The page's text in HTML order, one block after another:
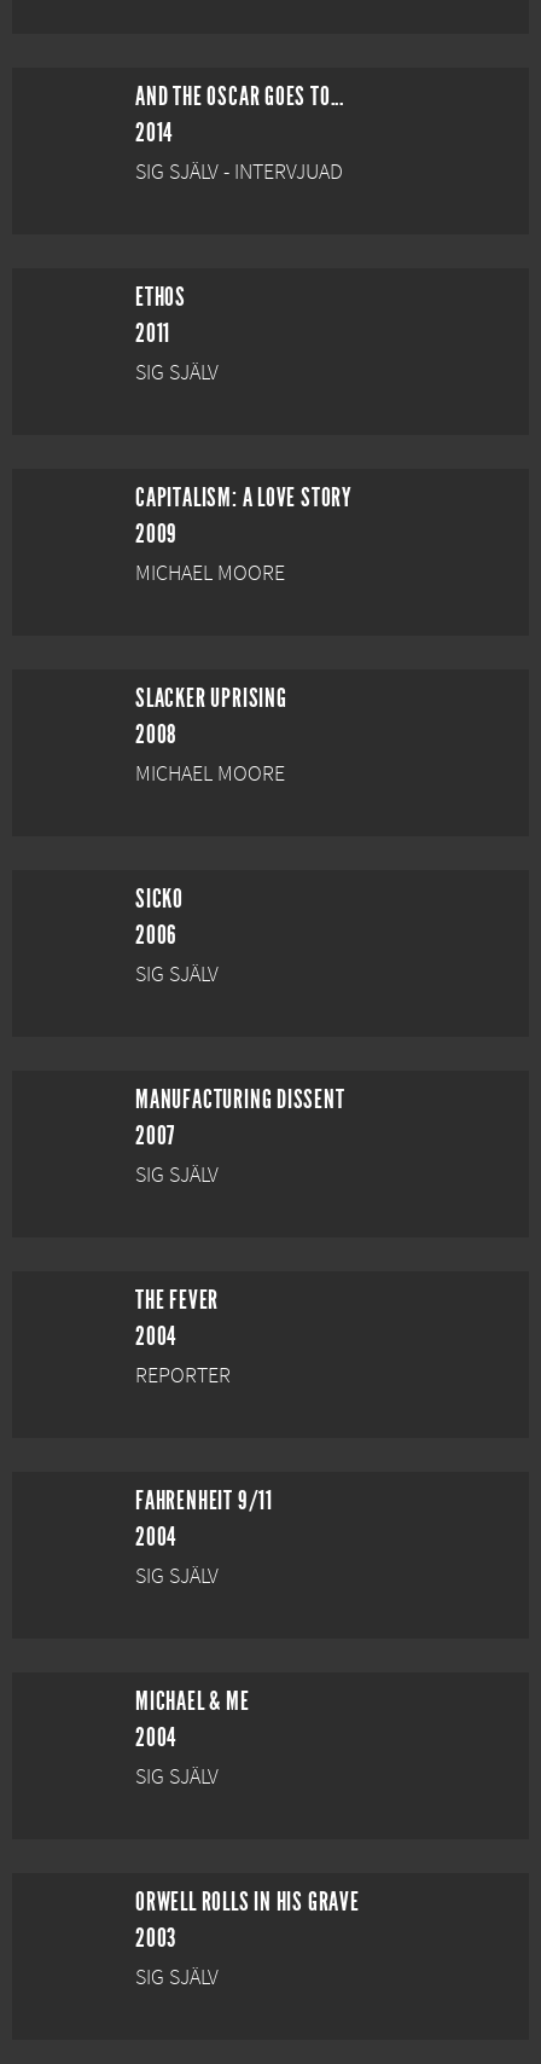
AND THE OSCAR GOES TO...
2014
SIG SJÄLV - INTERVJUAD
ETHOS
2011
SIG SJÄLV
CAPITALISM: A LOVE STORY
2009
MICHAEL MOORE
SLACKER UPRISING
2008
MICHAEL MOORE
SICKO
2006
SIG SJÄLV
MANUFACTURING DISSENT
2007
SIG SJÄLV
THE FEVER
2004
REPORTER
FAHRENHEIT 9/11
2004
SIG SJÄLV
MICHAEL & ME
2004
SIG SJÄLV
ORWELL ROLLS IN HIS GRAVE
2003
SIG SJÄLV